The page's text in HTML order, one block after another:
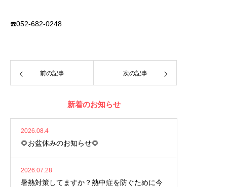
☎️052-682-0248
前の記事 次の記事
新着のお知らせ
2026.08.4
🌻お盆休みのお知らせ🌻
2026.07.28
暑熱対策してますか？熱中症を防ぐために今